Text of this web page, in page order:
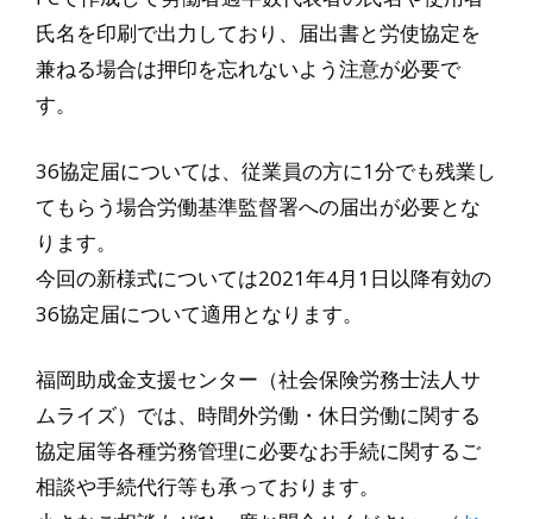
氏名を印刷で出力しており、届出書と労使協定を
兼ねる場合は押印を忘れないよう注意が必要で
す。
36協定届については、従業員の方に1分でも残業し
てもらう場合労働基準監督署への届出が必要とな
ります。
今回の新様式については2021年4月1日以降有効の
36協定届について適用となります。
福岡助成金支援センター（社会保険労務士法人サ
ムライズ）では、時間外労働・休日労働に関する
協定届等各種労務管理に必要なお手続に関するご
相談や手続代行等も承っております。